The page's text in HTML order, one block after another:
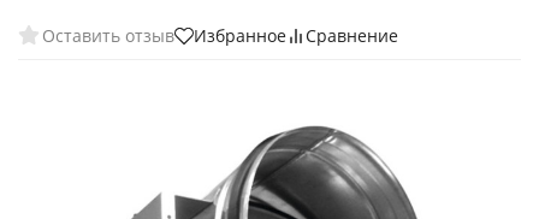
Оставить отзыв Избранное Сравнение